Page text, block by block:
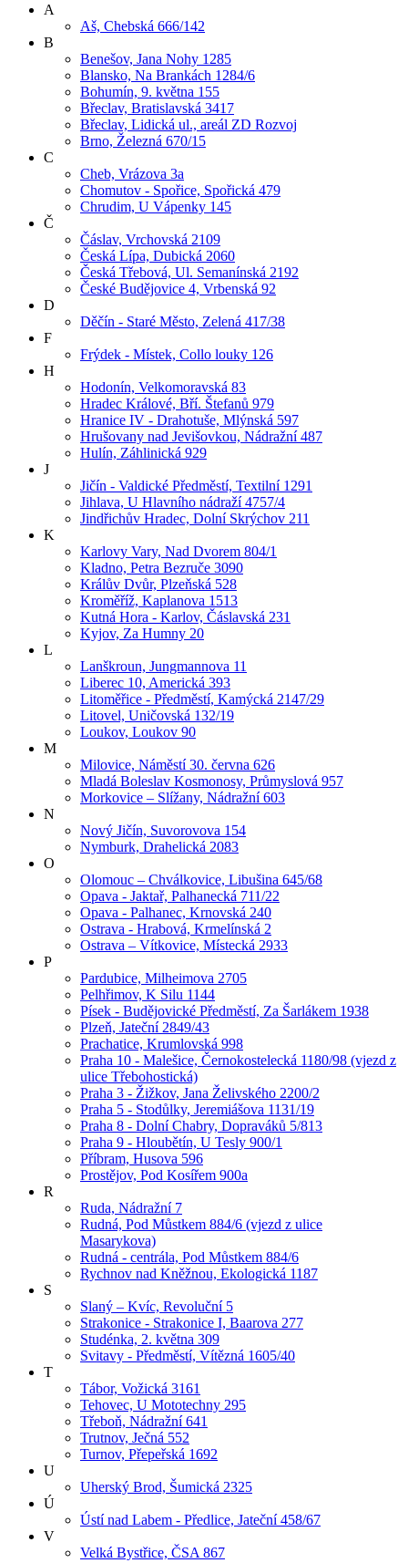
A
Aš, Chebská 666/142
B
Benešov, Jana Nohy 1285
Blansko, Na Brankách 1284/6
Bohumín, 9. května 155
Břeclav, Bratislavská 3417
Břeclav, Lidická ul., areál ZD Rozvoj
Brno, Železná 670/15
C
Cheb, Vrázova 3a
Chomutov - Spořice, Spořická 479
Chrudim, U Vápenky 145
Č
Čáslav, Vrchovská 2109
Česká Lípa, Dubická 2060
Česká Třebová, Ul. Semanínská 2192
České Budějovice 4, Vrbenská 92
D
Děčín - Staré Město, Zelená 417/38
F
Frýdek - Místek, Collo louky 126
H
Hodonín, Velkomoravská 83
Hradec Králové, Bří. Štefanů 979
Hranice IV - Drahotuše, Mlýnská 597
Hrušovany nad Jevišovkou, Nádražní 487
Hulín, Záhlinická 929
J
Jičín - Valdické Předměstí, Textilní 1291
Jihlava, U Hlavního nádraží 4757/4
Jindřichův Hradec, Dolní Skrýchov 211
K
Karlovy Vary, Nad Dvorem 804/1
Kladno, Petra Bezruče 3090
Králův Dvůr, Plzeňská 528
Kroměříž, Kaplanova 1513
Kutná Hora - Karlov, Čáslavská 231
Kyjov, Za Humny 20
L
Lanškroun, Jungmannova 11
Liberec 10, Americká 393
Litoměřice - Předměstí, Kamýcká 2147/29
Litovel, Uničovská 132/19
Loukov, Loukov 90
M
Milovice, Náměstí 30. června 626
Mladá Boleslav Kosmonosy, Průmyslová 957
Morkovice – Slížany, Nádražní 603
N
Nový Jičín, Suvorovova 154
Nymburk, Drahelická 2083
O
Olomouc – Chválkovice, Libušina 645/68
Opava - Jaktař, Palhanecká 711/22
Opava - Palhanec, Krnovská 240
Ostrava - Hrabová, Krmelínská 2
Ostrava – Vítkovice, Místecká 2933
P
Pardubice, Milheimova 2705
Pelhřimov, K Silu 1144
Písek - Budějovické Předměstí, Za Šarlákem 1938
Plzeň, Jateční 2849/43
Prachatice, Krumlovská 998
Praha 10 - Malešice, Černokostelecká 1180/98 (vjezd z
ulice Třebohostická)
Praha 3 - Žižkov, Jana Želivského 2200/2
Praha 5 - Stodůlky, Jeremiášova 1131/19
Praha 8 - Dolní Chabry, Dopraváků 5/813
Praha 9 - Hloubětín, U Tesly 900/1
Příbram, Husova 596
Prostějov, Pod Kosířem 900a
R
Ruda, Nádražní 7
Rudná, Pod Můstkem 884/6 (vjezd z ulice
Masarykova)
Rudná - centrála, Pod Můstkem 884/6
Rychnov nad Kněžnou, Ekologická 1187
S
Slaný – Kvíc, Revoluční 5
Strakonice - Strakonice I, Baarova 277
Studénka, 2. května 309
Svitavy - Předměstí, Vítězná 1605/40
T
Tábor, Vožická 3161
Tehovec, U Mototechny 295
Třeboň, Nádražní 641
Trutnov, Ječná 552
Turnov, Přepeřská 1692
U
Uherský Brod, Šumická 2325
Ú
Ústí nad Labem - Předlice, Jateční 458/67
V
Velká Bystřice, ČSA 867